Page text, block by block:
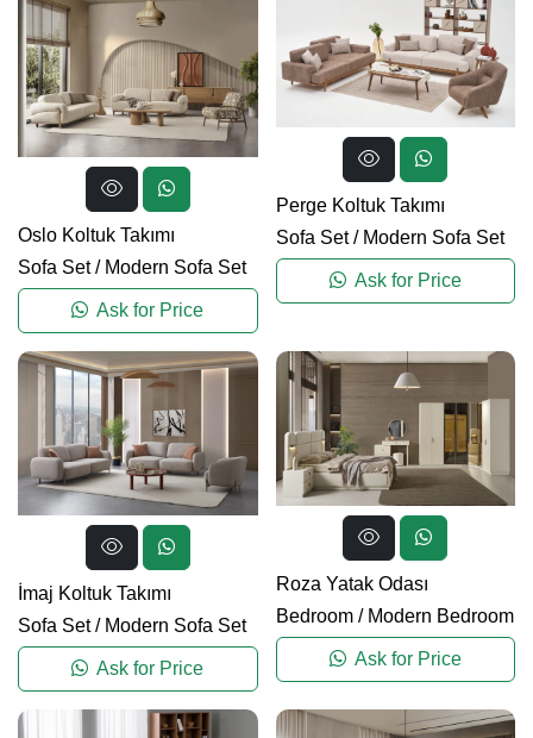
Oslo Koltuk Takımı
Sofa Set/ Modern Sofa Set
Ask for Price
Perge Koltuk Takımı
Sofa Set/ Modern Sofa Set
Ask for Price
İmaj Koltuk Takımı
Sofa Set/ Modern Sofa Set
Ask for Price
Roza Yatak Odası
Bedroom/ Modern Bedroom
Ask for Price